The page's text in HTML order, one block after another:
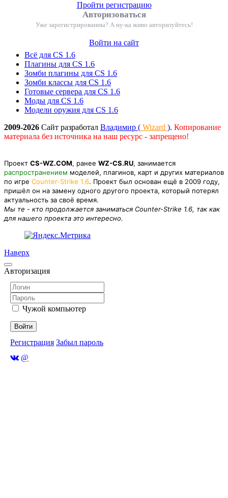
Пройти регистрацию
Авторизоваться
Уже зарегистрированны? А ну-ка живо авторизуйтесь!
Войти на сайт
Всё для CS 1.6
Плагины для CS 1.6
Зомби плагины для CS 1.6
Зомби классы для CS 1.6
Готовые сервера для CS 1.6
Моды для CS 1.6
Модели оружия для CS 1.6
2009-2026 Сайт разработал Владимир ( Wizard ). Копирование
материала без источника на наш ресурс - запрещено!
Проект CS-WZ.COM, ранее WZ-CS.RU, занимается
распространением моделей, плагинов, карт и других материалов
по игре Counter-Strike 1.6. Проект был основан ещё в 2009 году,
пришёл он на замену одного другого проекта, который потерял
актуальность за своё время.
Мы те - кто продолжается заниматься Counter-Strike 1.6, так как
для нашего проекта это интересно.
Наверх
Авторизация
Чужой компьютер
Войти
Регистрация Забыл пароль
@